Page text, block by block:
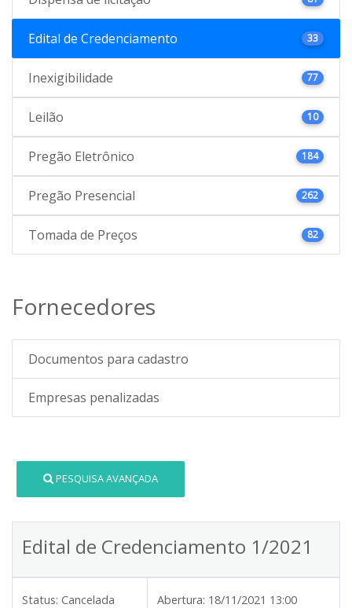
Edital de Credenciamento 33
Inexigibilidade 77
Leilão 10
Pregão Eletrônico 184
Pregão Presencial 262
Tomada de Preços 82
Fornecedores
Documentos para cadastro
Empresas penalizadas
PESQUISA AVANÇADA
Edital de Credenciamento 1/2021
Status: Cancelada Abertura: 18/11/2021 13:00